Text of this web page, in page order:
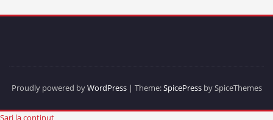
Proudly powered byWordPress| Theme:SpicePressby SpiceThemes
Sari la conținut